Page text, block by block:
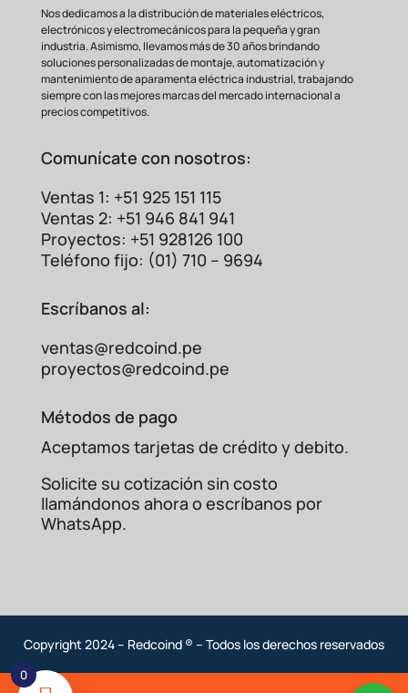
necesariapara activar la bobina del
contactor, evitando chispas y desgaste
prematuro.
Aplicaciones Principales
del MC-150A-24V
versátil. Sus aplicaciones más
Control y arranque de motores eléctricos
trifásicos de mediana y alta potencia.
y riego.
Manejo de cargas
como hornos industriales o bancos de
calefacción.
Sistemas de generación de
industriales y grandes superficies.
MC-150A-24V esSuperior?
Nos dedicamos a la distribución de materiales eléctricos,
electrónicos y electromecánicos para la pequeña y gran
industria. Asimismo, llevamos más de 30 años brindando
soluciones personalizadas de montaje, automatización y
mantenimiento de aparamenta eléctrica industrial, trabajando
siempre con las mejores marcas del mercado internacional a
precios competitivos.
Comunícate con nosotros:
Ventas 1: +51 925 151 115
Ventas 2: +51 946 841 941
Proyectos: +51 928126 100
Teléfono fijo: (01) 710 – 9694
Escríbanos al:
ventas@redcoind.pe
proyectos@redcoind.pe
Métodos de pago
Aceptamos tarjetas de crédito y debito.
Solicite su cotización sin costo
llamándonos ahora o escríbanos por
WhatsApp.
Copyright 2024 – Redcoind ® – Todos los derechos reservados
0